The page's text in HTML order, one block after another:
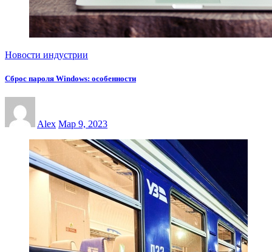
Новости индустрии
Сброс пароля Windows: особенности
Alex Мар 9, 2023